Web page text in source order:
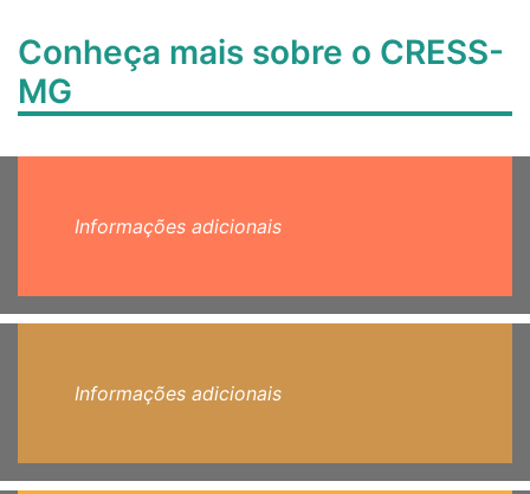
Conheça mais sobre o CRESS-
MG
Informações adicionais
Informações adicionais